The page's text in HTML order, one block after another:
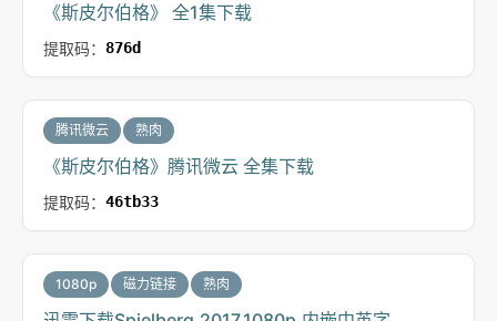
《斯皮尔伯格》 全1集下载
提取码： 876d
腾讯微云 熟肉
《斯皮尔伯格》腾讯微云 全集下载
提取码： 46tb33
1080p 磁力链接 熟肉